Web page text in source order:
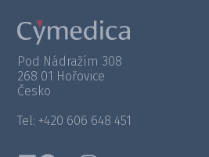
Pod Nádražím 308
268 01 Hořovice
Česko
Tel: +420 606 648 451